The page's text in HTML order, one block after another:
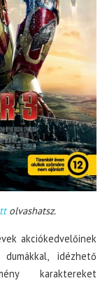
olvashatsz.
akciókedvelőinek
idézhető
karaktereket